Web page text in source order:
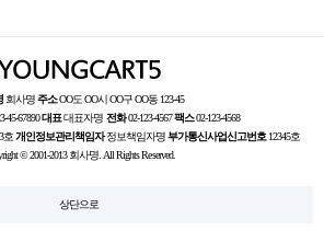
회사명주소OO도 OO시 OO구 OO동 123-45
45-67890대표대표자명 전화02-123-4567 팩스02-123-4568
호개인정보관리책임자정보책임자명부가통신사업신고번호12345호
© 2001-2013 회사명. All Rights Reserved.
상단으로